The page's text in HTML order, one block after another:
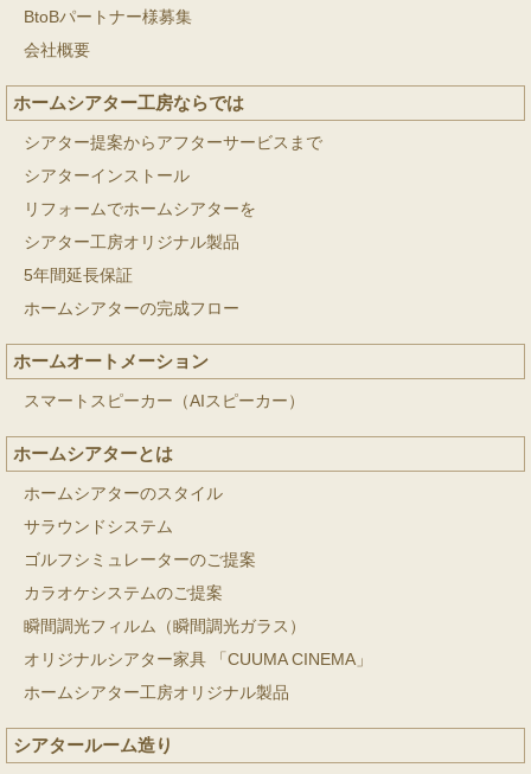
BtoBパートナー様募集
会社概要
ホームシアター工房ならでは
シアター提案からアフターサービスまで
シアターインストール
リフォームでホームシアターを
シアター工房オリジナル製品
5年間延長保証
ホームシアターの完成フロー
ホームオートメーション
スマートスピーカー（AIスピーカー）
ホームシアターとは
ホームシアターのスタイル
サラウンドシステム
ゴルフシミュレーターのご提案
カラオケシステムのご提案
瞬間調光フィルム（瞬間調光ガラス）
オリジナルシアター家具 「CUUMA CINEMA」
ホームシアター工房オリジナル製品
シアタールーム造り